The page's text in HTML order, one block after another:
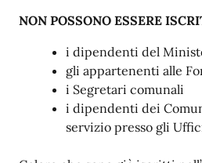
NON POSSONO ESSERE
i dipendenti del
gli appartenenti alle
i Segretari comunali
i dipendenti dei
servizio presso gli